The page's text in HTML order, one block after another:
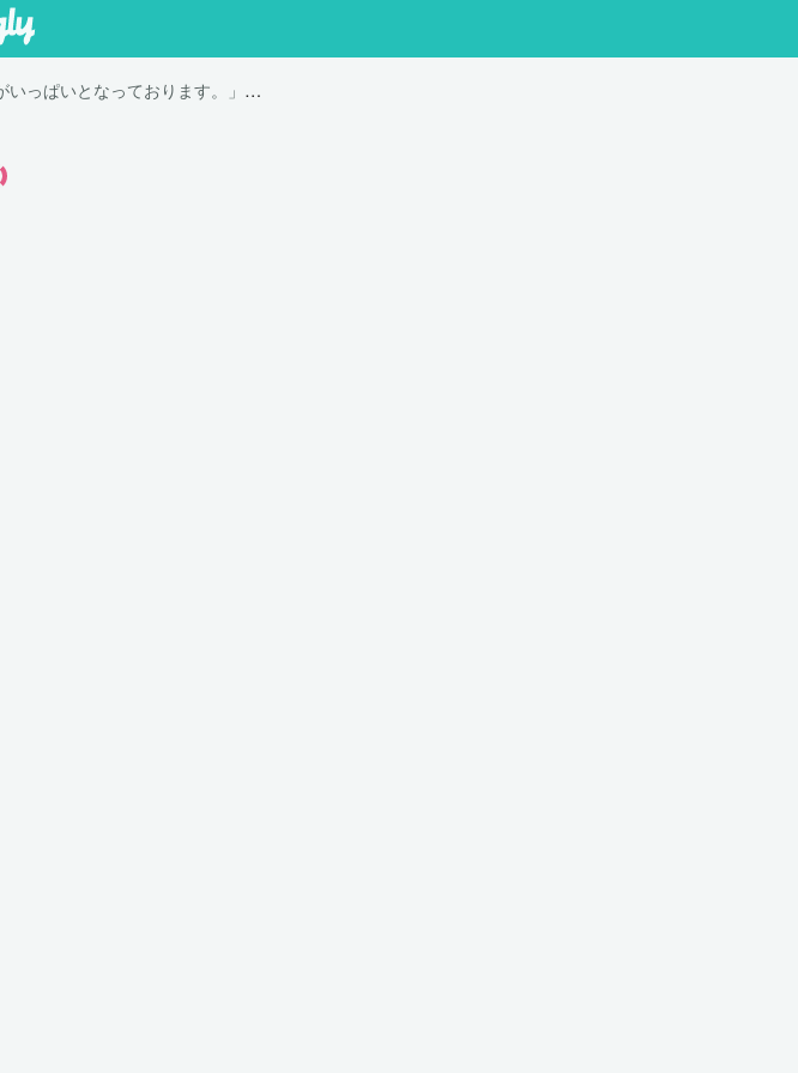
「現在、ご予約がいっぱいとなっております。」は英語で "We're fully booked at the moment. "